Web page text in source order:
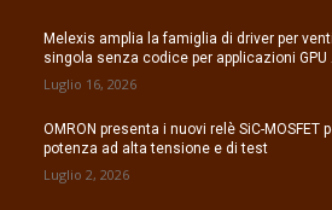
Melexis amplia la famiglia di driver per
singola senza codice per applicazioni GPU
Luglio 16, 2026
OMRON presenta i nuovi relè SiC-MOSFET
potenza ad alta tensione e di test
Luglio 2, 2026